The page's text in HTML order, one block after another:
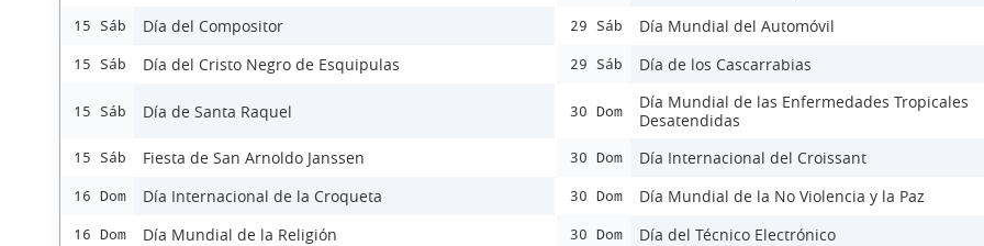
15 Sáb Día del Compositor
15 Sáb Día del Cristo Negro de Esquipulas
15 Sáb Día de Santa Raquel
15 Sáb Fiesta de San Arnoldo Janssen
16 Dom Día Internacional de la Croqueta
16 Dom Día Mundial de la Religión
29 Sáb Día Mundial del Automóvil
29 Sáb Día de los Cascarrabias
30 Dom
Día Mundial de las Enfermedades Tropicales
Desatendidas
30 Dom Día Internacional del Croissant
30 Dom Día Mundial de la No Violencia y la Paz
30 Dom Día del Técnico Electrónico